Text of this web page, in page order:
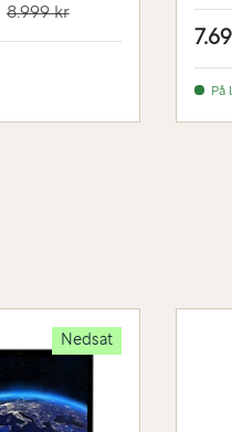
8.999 kr
På
Nedsat